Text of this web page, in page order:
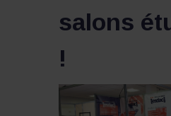
salons
!